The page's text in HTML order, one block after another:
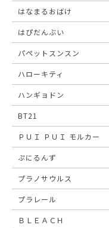
はなまるおばけ
はぴだんぶい
パペットスンスン
ハローキティ
ハンギョドン
BT21
ＰＵＩ ＰＵＩ モルカー
ぷにるんず
プラノサウルス
プラレール
ＢＬＥＡＣＨ